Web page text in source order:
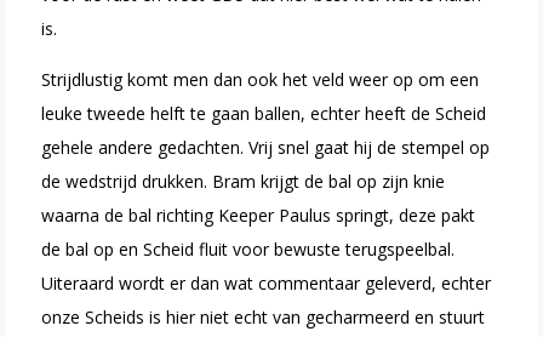
is.
Strijdlustig komt men dan ook het veld weer op om een
leuke tweede helft te gaan ballen, echter heeft de Scheid
gehele andere gedachten. Vrij snel gaat hij de stempel op
de wedstrijd drukken. Bram krijgt de bal op zijn knie
waarna de bal richting Keeper Paulus springt, deze pakt
de bal op en Scheid fluit voor bewuste terugspeelbal.
Uiteraard wordt er dan wat commentaar geleverd, echter
onze Scheids is hier niet echt van gecharmeerd en stuurt